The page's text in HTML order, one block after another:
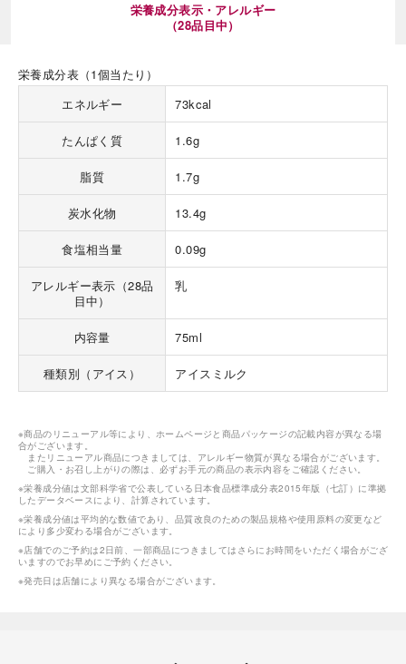
栄養成分表示・アレルギー
（28品目中）
栄養成分表（1個当たり）
エネルギー
73kcal
たんぱく質 1.6g
脂質 1.7g
炭水化物 13.4g
食塩相当量 0.09g
アレルギー表示（28品
目中）
乳
内容量 75ml
種類別（アイス） アイスミルク
※商品のリニューアル等により、ホームページと商品パッケージの記載内容が異なる場
合がございます。
またリニューアル商品につきましては、アレルギー物質が異なる場合がございます。
ご購入・お召し上がりの際は、必ずお手元の商品の表示内容をご確認ください。
※栄養成分値は文部科学省で公表している日本食品標準成分表2015年版（七訂）に準拠
したデータベースにより、計算されています。
※栄養成分値は平均的な数値であり、品質改良のための製品規格や使用原料の変更など
により多少変わる場合がございます。
※店舗でのご予約は2日前、一部商品につきましてはさらにお時間をいただく場合がござ
いますのでお早めにご予約ください。
※発売日は店舗により異なる場合がございます。
つ時」という意味を込
雄大な八ヶ岳山麓の自
る、こだわりのスイー
Indonesia
Vietnam